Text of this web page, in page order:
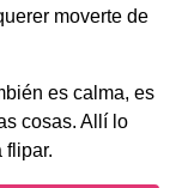
moverte de
es calma, es
cosas. Allí lo
flipar.